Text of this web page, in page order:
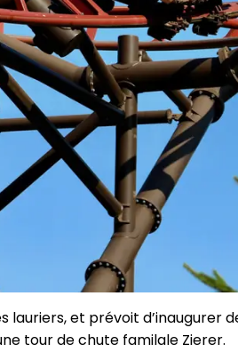
et prévoit d’inaugurer
tour de chute familale Zierer.